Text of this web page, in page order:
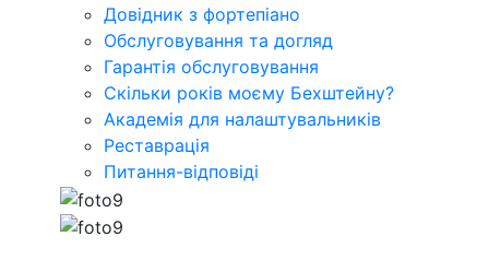
Довідник з фортепіано
Обслуговування та догляд
Гарантія обслуговування
Скільки років моєму Бехштейну?
Академія для налаштувальників
Реставрація
Питання-відповіді